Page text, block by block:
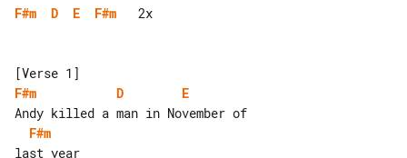
F#m D E F#m
   2x
F#m
D
E
F#m